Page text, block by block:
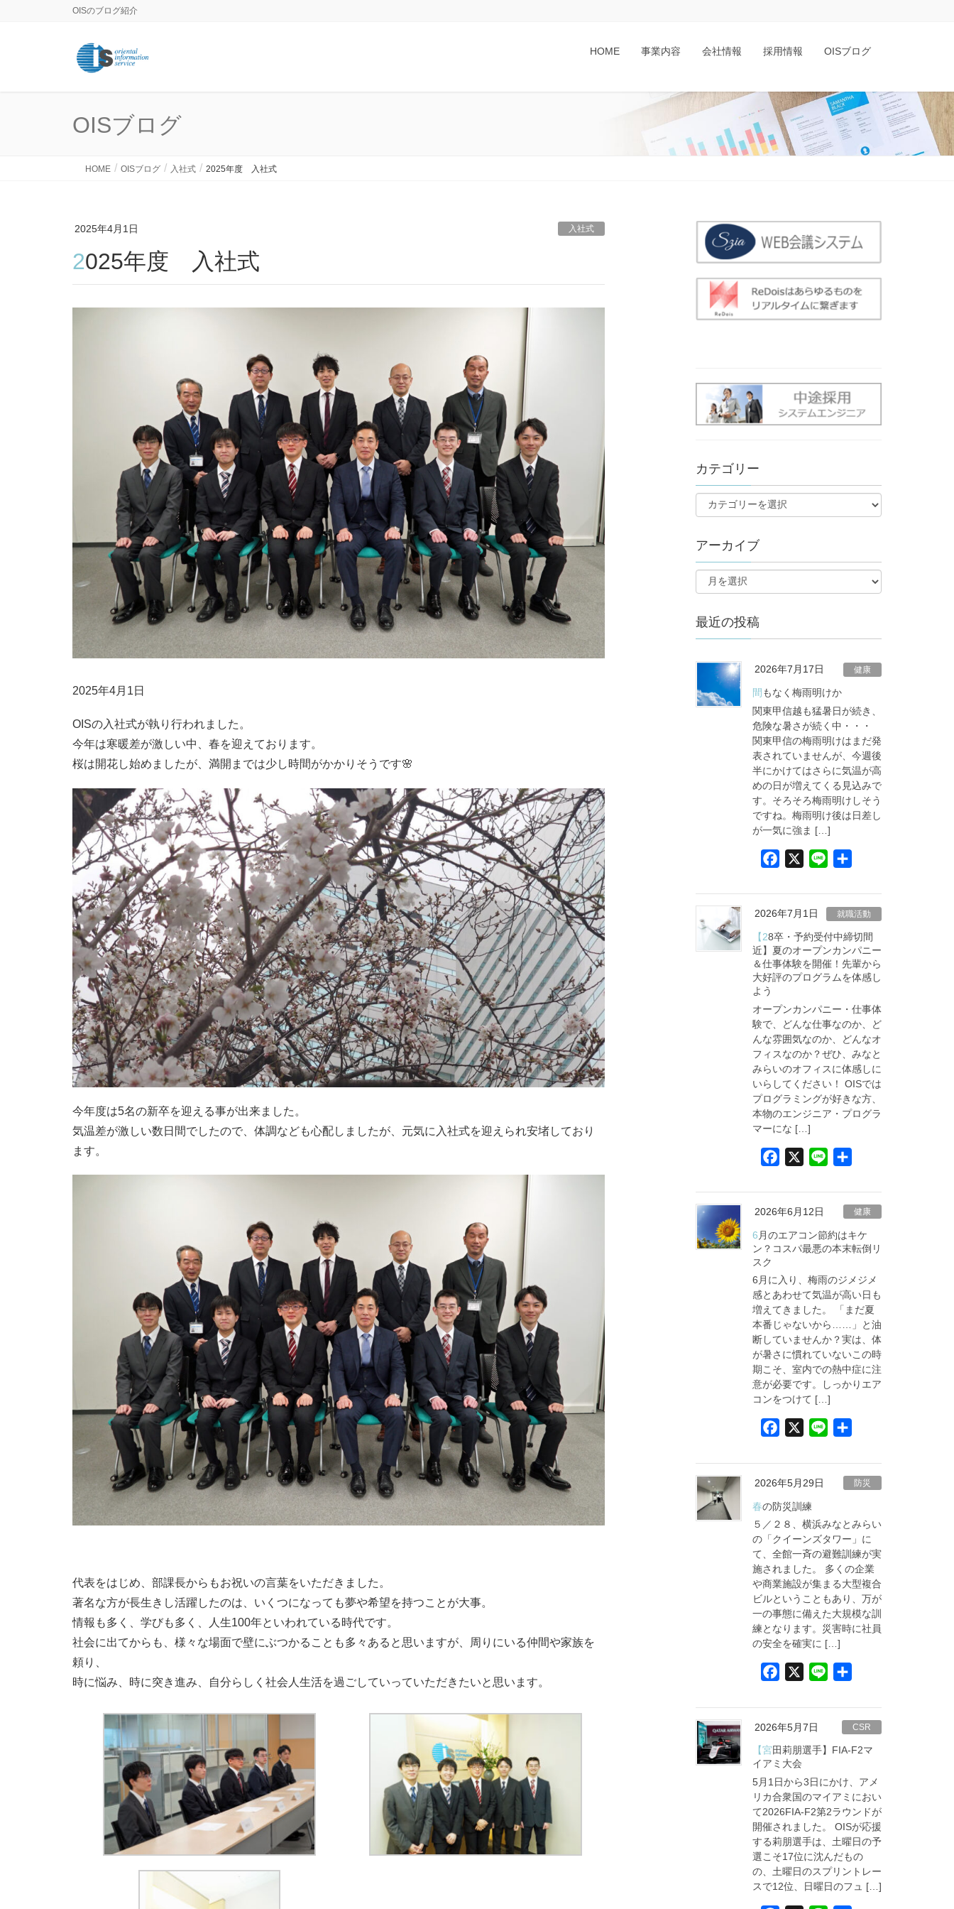
OISのブログ紹介
HOME 事業内容 会社情報 採用情報 OISブログ
OISブログ
HOME OISブログ 入社式 2025年度 入社式
2025年4月1日 入社式
2025年度 入社式
2025年4月1日
OISの入社式が執り行われました。
今年は寒暖差が激しい中、春を迎えております。
桜は開花し始めましたが、満開までは少し時間がかかりそうです🌸
今年度は5名の新卒を迎える事が出来ました。
気温差が激しい数日間でしたので、体調なども心配しましたが、元気に入社式を迎えられ安堵しており
ます。
代表をはじめ、部課長からもお祝いの言葉をいただきました。
著名な方が長生きし活躍したのは、いくつになっても夢や希望を持つことが大事。
情報も多く、学びも多く、人生100年といわれている時代です。
社会に出てからも、様々な場面で壁にぶつかることも多々あると思いますが、周りにいる仲間や家族を
頼り、
時に悩み、時に突き進み、自分らしく社会人生活を過ごしていっていただきたいと思います。
カテゴリー
アーカイブ
最近の投稿
2026年7月17日 健康
間もなく梅雨明けか
関東甲信越も猛暑日が続き、
危険な暑さが続く中・・・
関東甲信の梅雨明けはまだ発
表されていませんが、今週後
半にかけてはさらに気温が高
めの日が増えてくる見込みで
す。そろそろ梅雨明けしそう
ですね。梅雨明け後は日差し
が一気に強ま […]
c
e
b
o
o
n
2026年7月1日 就職活動
【28卒・予約受付中締切間
近】夏のオープンカンパニー
＆仕事体験を開催！先輩から
大好評のプログラムを体感し
よう
オープンカンパニー・仕事体
験で、どんな仕事なのか、ど
んな雰囲気なのか、どんなオ
フィスなのか？ぜひ、みなと
みらいのオフィスに体感しに
いらしてください！ OISでは
プログラミングが好きな方、
本物のエンジニア・プログラ
マーにな […]
c
e
b
o
k
n
2026年6月12日 健康
6月のエアコン節約はキケ
ン？コスパ最悪の本末転倒リ
スク
6月に入り、梅雨のジメジメ
感とあわせて気温が高い日も
増えてきました。 「まだ夏
本番じゃないから……」と油
断していませんか？実は、体
が暑さに慣れていないこの時
期こそ、室内での熱中症に注
意が必要です。しっかりエア
コンをつけて […]
c
e
b
o
o
k
n
2026年5月29日 防災
春の防災訓練
５／２８、横浜みなとみらい
の「クイーンズタワー」に
て、全館一斉の避難訓練が実
施されました。 多くの企業
や商業施設が集まる大型複合
ビルということもあり、万が
一の事態に備えた大規模な訓
練となります。災害時に社員
の安全を確実に […]
c
e
b
o
o
k
n
2026年5月7日 CSR
【宮田莉朋選手】FIA-F2マ
イアミ大会
5月1日から3日にかけ、アメ
リカ合衆国のマイアミにおい
て2026FIA-F2第2ラウンドが
開催されました。 OISが応援
する莉朋選手は、土曜日の予
選こそ17位に沈んだもの
の、土曜日のスプリントレー
スで12位、日曜日のフュ […]